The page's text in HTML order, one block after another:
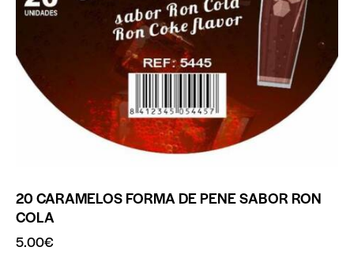
20 CARAMELOS FORMA DE PENE SABOR RON
COLA
5.00€